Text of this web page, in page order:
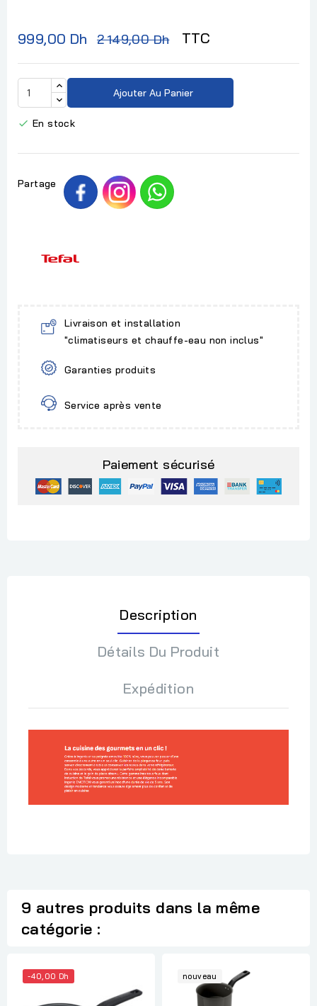
999,00 Dh 2 149,00 Dh TTC
Ajouter Au Panier
 En stock
Partage
Livraison et installation
"climatiseurs et chauffe-eau non inclus"
Garanties produits
Service après vente
Paiement sécurisé
Description
Détails Du Produit
Expédition
9 autres produits dans la même
catégorie :
-40,00 Dh nouveau